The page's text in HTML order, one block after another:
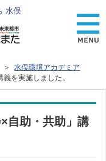
水俣
＞水俣環境アカデミア
を実施しました。
自助・共助」講